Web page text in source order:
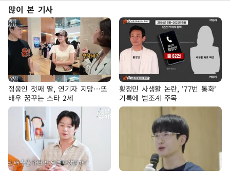
많이 본 기사
정웅인 첫째 딸, 연기자 지망…또
배우 꿈꾸는 스타 2세
황정민 사생활 논란, '77번 통화'
기록에 법조계 주목